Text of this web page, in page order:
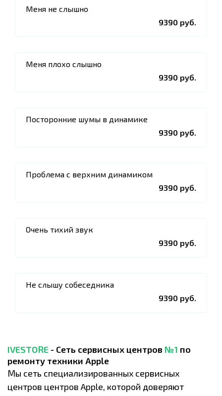
Меня не слышно
9390 руб.
Меня плохо слышно
9390 руб.
Посторонние шумы в динамике
9390 руб.
Проблема с верхним динамиком
9390 руб.
Очень тихий звук
9390 руб.
Не слышу собеседника
9390 руб.
IVESTORE - Сеть сервисных центров №1 по
ремонту техники Apple
Мы сеть специализированных сервисных
центров центров Apple, которой доверяют